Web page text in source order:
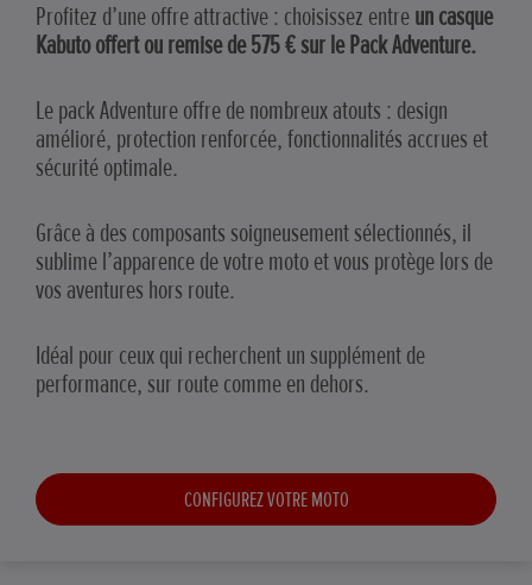
Profitez d’une offre attractive : choisissez entreun casque
Kabuto offert ou remise de 575 € sur le Pack Adventure.
Le pack Adventure offre de nombreux atouts : design
amélioré, protection renforcée, fonctionnalités accrues et
sécurité optimale.
Grâce à des composants soigneusement sélectionnés, il
sublime l’apparence de votre moto et vous protège lors de
vos aventures hors route.
Idéal pour ceux qui recherchent un supplément de
performance, sur route comme en dehors.
CONFIGUREZ VOTRE MOTO